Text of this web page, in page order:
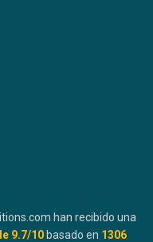
han recibido una
9.7/10 basado en 1306